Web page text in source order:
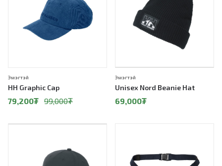
HH Graphic Cap
Эмэгтэй
79,200₮ 99,000₮
Unisex Nord Beanie Hat
Эмэгтэй
69,000₮